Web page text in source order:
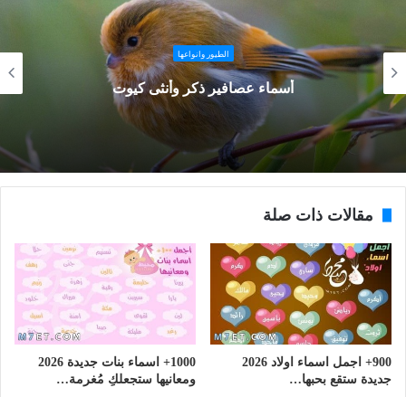
الطيور وانواعها
اجمل اسماء عصافير ذكر وانثى
مقالات ذات صلة
900+ اجمل اسماء اولاد 2026
جديدة ستقع بحبها…
1000+ اسماء بنات جديدة 2026
ومعانيها ستجعلكِ مُغرمة…